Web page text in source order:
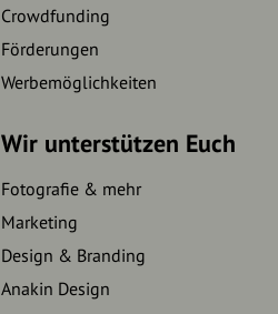
Crowdfunding
Förderungen
Werbemöglichkeiten
Wir unterstützen Euch
Fotografie & mehr
Marketing
Design & Branding
Anakin Design